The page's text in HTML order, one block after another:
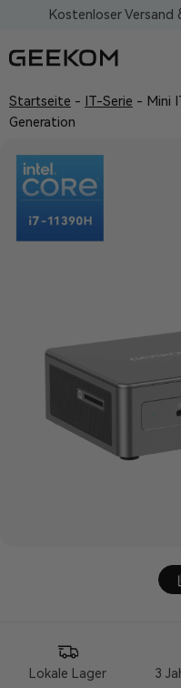
Kostenloser Versand
Startseite - IT-Serie - Mini
Generation
Lokale Lager 3